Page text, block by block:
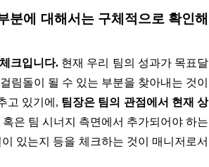
분에 대해서는 구체적으로 확인해
크입니다.현재 우리 팀의 성과가 목표달
림돌이 될 수 있는 부분을 찾아내는 것이
고 있기에, 팀장은 팀의 관점에서 현재 상
은 팀 시너지 측면에서 추가되어야 하는
있는지 등을 체크하는 것이 매니저로서